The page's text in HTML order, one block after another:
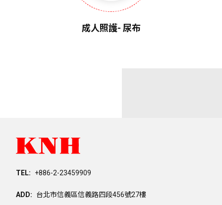
成人照護- 尿布
TEL: +886-2-23459909
ADD: 台北市信義區信義路四段456號27樓